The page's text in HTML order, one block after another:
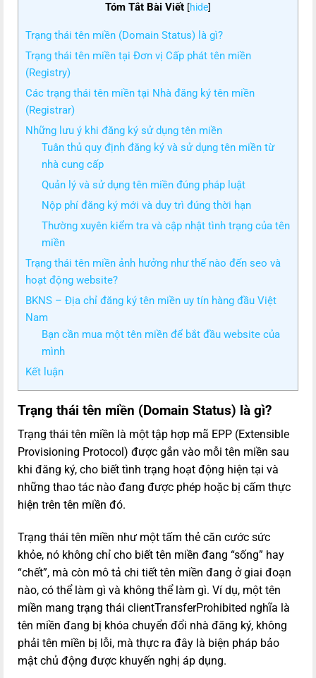
Tóm Tắt Bài Viết [hide]
Trạng thái tên miền (Domain Status) là gì?
Trạng thái tên miền tại Đơn vị Cấp phát tên miền
(Registry)
Các trạng thái tên miền tại Nhà đăng ký tên miền
(Registrar)
Những lưu ý khi đăng ký sử dụng tên miền
Tuân thủ quy định đăng ký và sử dụng tên miền từ
nhà cung cấp
Quản lý và sử dụng tên miền đúng pháp luật
Nộp phí đăng ký mới và duy trì đúng thời hạn
Thường xuyên kiểm tra và cập nhật tình trạng của tên
miền
Trạng thái tên miền ảnh hưởng như thế nào đến seo và
hoạt động website?
BKNS – Địa chỉ đăng ký tên miền uy tín hàng đầu Việt
Nam
Bạn cần mua một tên miền để bắt đầu website của
mình
Kết luận
Trạng thái tên miền (Domain Status) là gì?
Trạng thái tên miền là một tập hợp mã EPP (Extensible
Provisioning Protocol) được gắn vào mỗi tên miền sau
khi đăng ký, cho biết tình trạng hoạt động hiện tại và
những thao tác nào đang được phép hoặc bị cấm thực
hiện trên tên miền đó.
Trạng thái tên miền như một tấm thẻ căn cước sức
khỏe, nó không chỉ cho biết tên miền đang “sống” hay
“chết”, mà còn mô tả chi tiết tên miền đang ở giai đoạn
nào, có thể làm gì và không thể làm gì. Ví dụ, một tên
miền mang trạng thái clientTransferProhibited nghĩa là
tên miền đang bị khóa chuyển đổi nhà đăng ký, không
phải tên miền bị lỗi, mà thực ra đây là biện pháp bảo
mật chủ động được khuyến nghị áp dụng.